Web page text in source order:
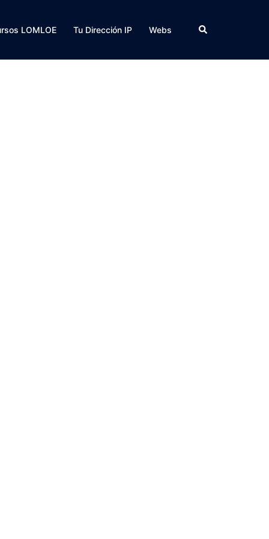
LOMLOE Tu Dirección IP Webs Buscar